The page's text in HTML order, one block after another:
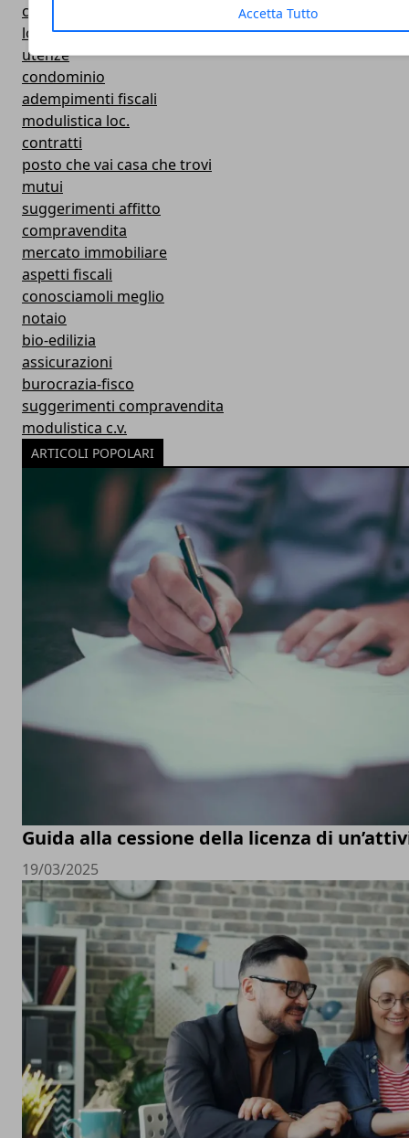
Accetta Tutto
curiosità e consigli
locazione
utenze
condominio
adempimenti fiscali
modulistica loc.
contratti
posto che vai casa che trovi
mutui
suggerimenti affitto
compravendita
mercato immobiliare
aspetti fiscali
conosciamoli meglio
notaio
bio-edilizia
assicurazioni
burocrazia-fisco
suggerimenti compravendita
modulistica c.v.
ARTICOLI POPOLARI
Guida alla cessione della licenza di
19/03/2025